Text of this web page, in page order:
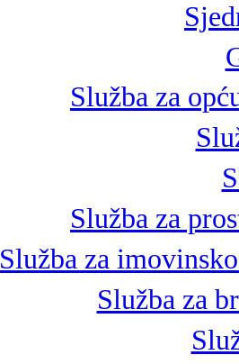
Služba za
Služba za
Služba za
Služba za